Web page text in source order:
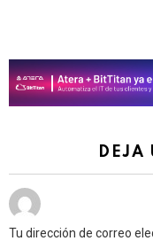
DEJA
Tu dirección de correo